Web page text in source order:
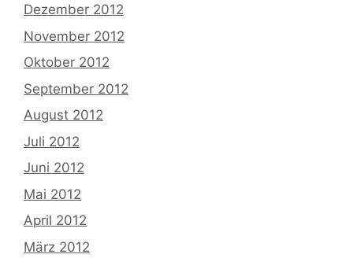
Dezember 2012
November 2012
Oktober 2012
September 2012
August 2012
Juli 2012
Juni 2012
Mai 2012
April 2012
März 2012